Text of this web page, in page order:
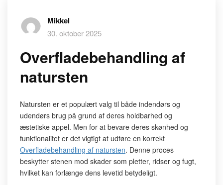
Mikkel
30. oktober 2025
Overfladebehandling af
natursten
Natursten er et populært valg til både indendørs og
udendørs brug på grund af deres holdbarhed og
æstetiske appel. Men for at bevare deres skønhed og
funktionalitet er det vigtigt at udføre en korrekt
Overfladebehandling af natursten. Denne proces
beskytter stenen mod skader som pletter, ridser og fugt,
hvilket kan forlænge dens levetid betydeligt.